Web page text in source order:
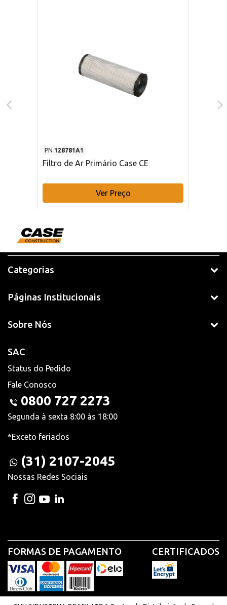
PN 128781A1
Filtro de Ar Primário Case CE
Ver Preço
Categorias
Páginas Institucionais
Sobre Nós
SAC
Status do Pedido
Fale Conosco
0800 727 2273
Segunda à sexta 8:00 às 18:00
*Exceto feriados
(31) 2107-2045
Nossas Redes Sociais
FORMAS DE PAGAMENTO CERTIFICADOS